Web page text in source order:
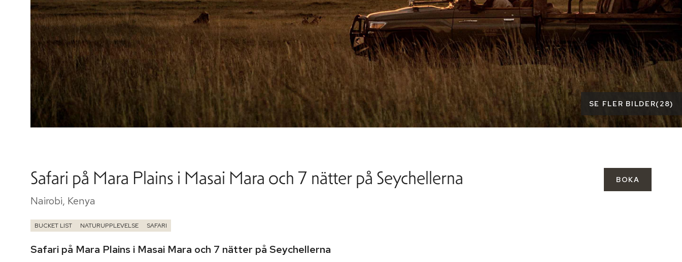
SE FLER BILDER(28)
Safari på Mara Plains i Masai Mara och 7 nätter på Seychellerna
Nairobi, Kenya
BUCKET LIST NATURUPPLEVELSE SAFARI
BOKA
Safari på Mara Plains i Masai Mara och 7 nätter på Seychellerna